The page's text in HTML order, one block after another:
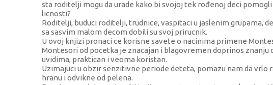
sta roditelji mogu da urade kako bi svojoj tek rođenoj deci
licnosti?
Roditelji, buduci roditelji, trudnice, vaspitaci u jaslenim grupama,
sa sasvim malom decom dobili su svoj prirucnik.
U ovoj knjizi pronaci ce korisne savete o nacinima primene
Montesori od pocetka je znacajan i blagovremen doprinos
uvidima, praktican i veoma koristan.
Uzimajuci u obzir senzitivne periode deteta, pomazu nam da vrlo
hranu i odvikne od pelena.